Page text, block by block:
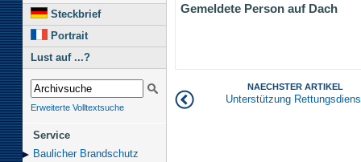
Steckbrief
Portrait
Lust auf ...?
Erweiterte Volltextsuche
Service
Baulicher Brand­schutz
Gemeldete Person auf Dach
NAECHSTER ARTIKEL
Unterstützung